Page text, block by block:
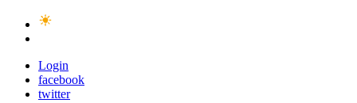
Login
facebook
twitter